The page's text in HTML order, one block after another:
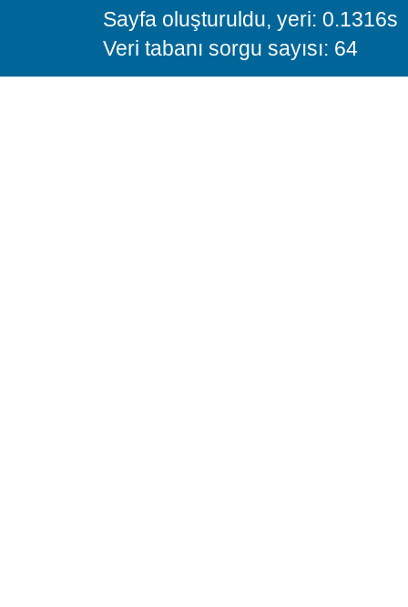
Sayfa oluşturuldu, yeri: 0.1316s
Veri tabanı sorgu sayısı: 64